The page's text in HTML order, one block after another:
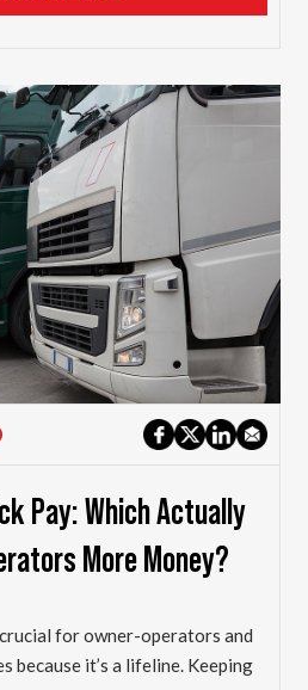
Pay: Which Actually
More Money?
for owner-operators and
because it’s a lifeline. Keeping